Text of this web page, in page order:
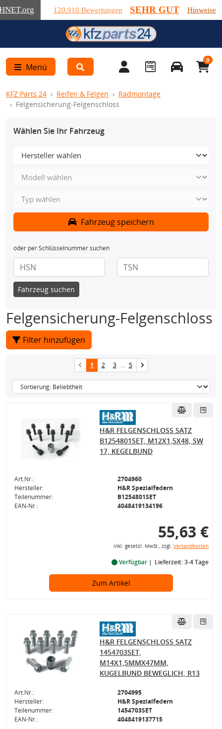
.org 120.910 Bewertungen SEHR GUT Hinweise
Menü
0
KFZ Parts 24 Reifen & Felgen
Radmontage
Felgensicherung-Felgenschloss
Wählen Sie Ihr Fahrzeug
Fahrzeug speichern
oder per Schlüsselnummer suchen
Fahrzeug suchen
Felgensicherung-Felgenschloss
Filter hinzufügen
1 2 3 ... 5
H&R FELGENSCHLOSS SATZ
B1254801SET, M12X1,5X48, SW
17, KEGELBUND
Art.Nr.:
2704960
Hersteller:
H&R Spezialfedern
Teilenummer:
B1254801SET
EAN-Nr.:
4048419134196
55,63 €
inkl. gesetzl. MwSt., zzgl. Versandkosten
Verfügbar Lieferzeit: 3-4 Tage
Zum Artikel
H&R FELGENSCHLOSS SATZ
1454703SET,
M14X1,5MMX47MM,
KUGELBUND BEWEGLICH, R13
Art.Nr.:
2704995
Hersteller:
H&R Spezialfedern
Teilenummer:
1454703SET
EAN-Nr.:
4048419137715